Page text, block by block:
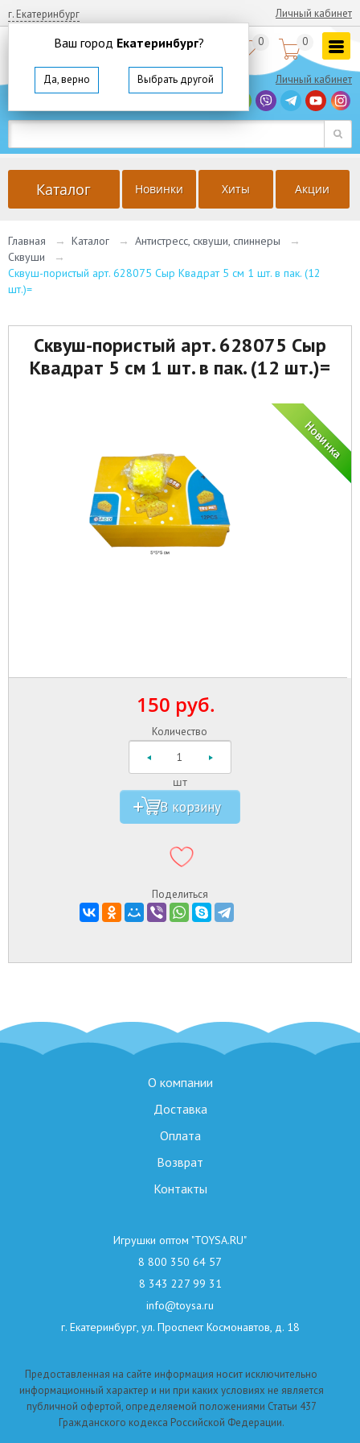
Личный кабинет
г. Екатеринбург
Ваш город Екатеринбург?
Да, верно Выбрать другой
0
 0
(800) 350 64 57
Личный кабинет
Ваш городЕкатеринбург?
Каталог Новинки Хиты Акции
Главная → Каталог → Антистресс, сквуши, спиннеры
→
Сквуши
→
Сквуш-пористый арт. 628075 Сыр Квадрат 5 см 1 шт. в пак. (12
шт.)=
Сквуш-пористый арт. 628075 Сыр
Квадрат 5 см 1 шт. в пак. (12 шт.)=
150 руб.
Количество
шт
Поделиться
О компании
Доставка
Оплата
Возврат
Контакты
Игрушки оптом "TOYSA.RU"
8 800 350 64 57
8 343 227 99 31
info@toysa.ru
г. Екатеринбург, ул. Проспект Космонавтов, д. 18
Предоставленная на сайте информация носит исключительно
информационный характер и ни при каких условиях не является
публичной офертой, определяемой положениями Статьи 437
Гражданского кодекса Российской Федерации.